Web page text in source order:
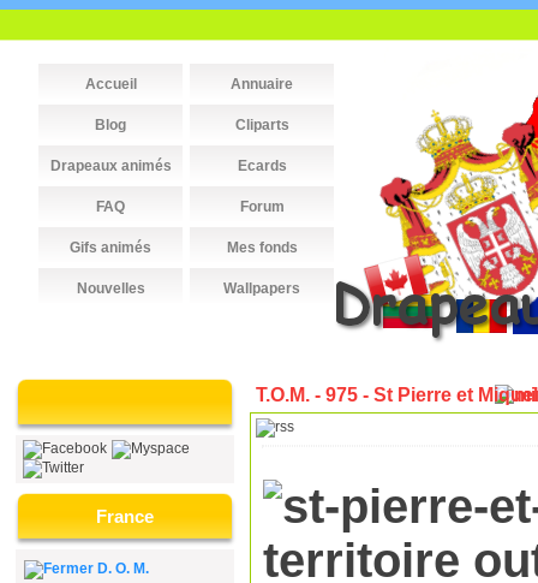
Accueil Annuaire
Blog Cliparts
Drapeaux animés Ecards
FAQ Forum
Gifs animés Mes fonds
Nouvelles Wallpapers
France
D. O. M.
T.O.M. - 975 - St Pierre et